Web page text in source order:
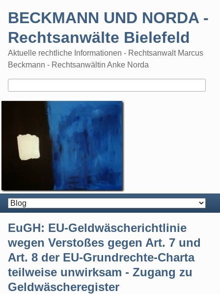
BECKMANN UND NORDA -
Rechtsanwälte Bielefeld
Aktuelle rechtliche Informationen - Rechtsanwalt Marcus
Beckmann - Rechtsanwältin Anke Norda
EuGH: EU-Geldwäscherichtlinie
wegen Verstoßes gegen Art. 7 und
Art. 8 der EU-Grundrechte-Charta
teilweise unwirksam - Zugang zu
Geldwäscheregister